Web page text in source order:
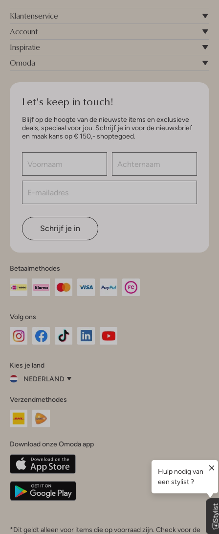
Klantenservice
Account
Inspiratie
Omoda
Let's keep in touch!
Blijf op de hoogte van de nieuwste items en exclusieve
deals, speciaal voor jou. Schrijf je in voor de nieuwsbrief
en maak kans op € 150,- shoptegoed.
Schrijf je in
Betaalmethodes
Volg ons
InstagramFacebook
Kies je land
NEDERLAND
je
land
Nederland
Belgique(Français)
Deutschland
Verzendmethodes
Download onze Omoda app
*Dit geldt alleen voor items die op voorraad zijn. Check voor de